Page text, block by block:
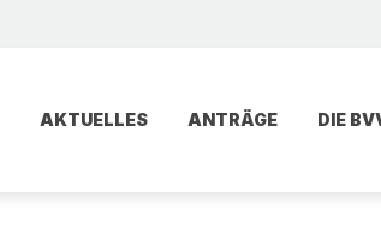
AKTUELLES ANTRÄGE DIE